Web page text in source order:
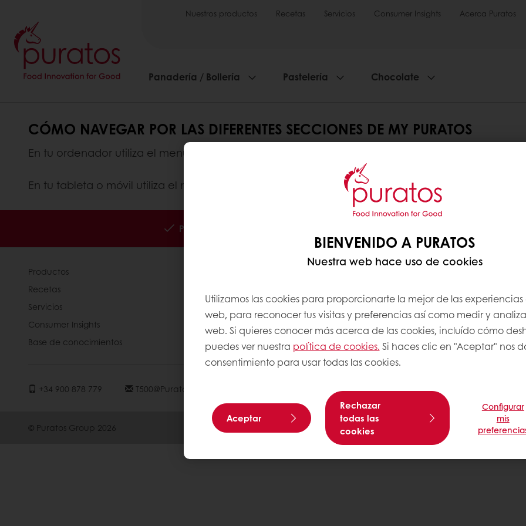
Nuestros productos Recetas Servicios Consumer Insights Acerca Puratos
Panadería / Bollería Pastelería Chocolate
CÓMO NAVEGAR POR LAS DIFERENTES SECCIONES DE MY PURATOS
En tu ordenador utiliza el menú de la izquierda para navegar por las diferentes secciones de
En tu tableta o móvil utiliza el menú central para navegar por las diferentes secciones de
BIENVENIDO A PURATOS
Nuestra web hace uso de cookies
Utilizamos las cookies para proporcionarte la mejor de las experiencias
web, para reconocer tus visitas y preferencias así como medir y
web. Si quieres conocer más acerca de las cookies, incluído cómo
puedes ver nuestra política de cookies. Si haces clic en "Aceptar" nos
consentimiento para usar todas las cookies.
Aceptar
Rechazar
todas las
cookies
Configurar
mis
Pedidos 24/7
Productos
Recetas
Servicios
Consumer Insights
Base de conocimientos
Contacta con nosotros
Política de cookies
Condiciones generales de
Certificados de empresa
+34 900 878 779 T500@puratos.com
© Puratos Group 2026